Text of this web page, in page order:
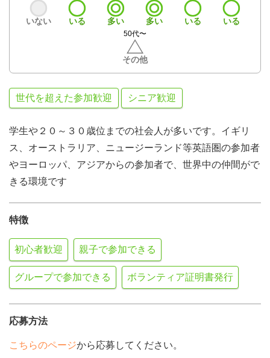
いない いる 多い 多い いる いる
50代〜
その他
世代を超えた参加歓迎 シニア歓迎
学生や２０～３０歳位までの社会人が多いです。イギリ
ス、オーストラリア、ニュージーランド等英語圏の参加者
やヨーロッパ、アジアからの参加者で、世界中の仲間がで
きる環境です
特徴
初心者歓迎 親子で参加できる
グループで参加できる ボランティア証明書発行
応募方法
こちらのページから応募してください。